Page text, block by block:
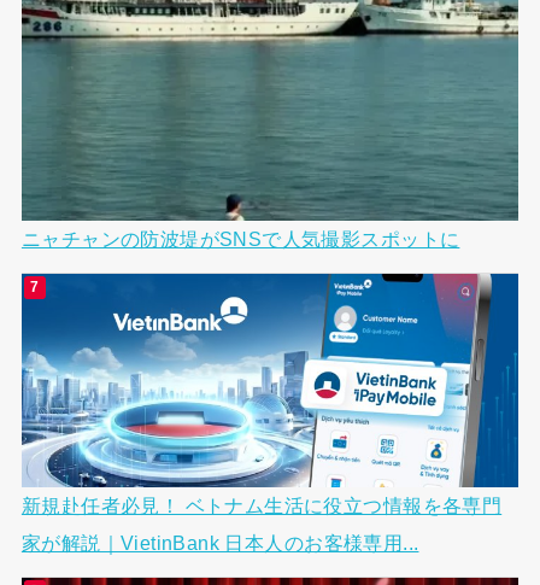
ニャチャンの防波堤がSNSで人気撮影スポットに
新規赴任者必見！ ベトナム生活に役立つ情報を各専門
家が解説｜VietinBank 日本人のお客様専用...